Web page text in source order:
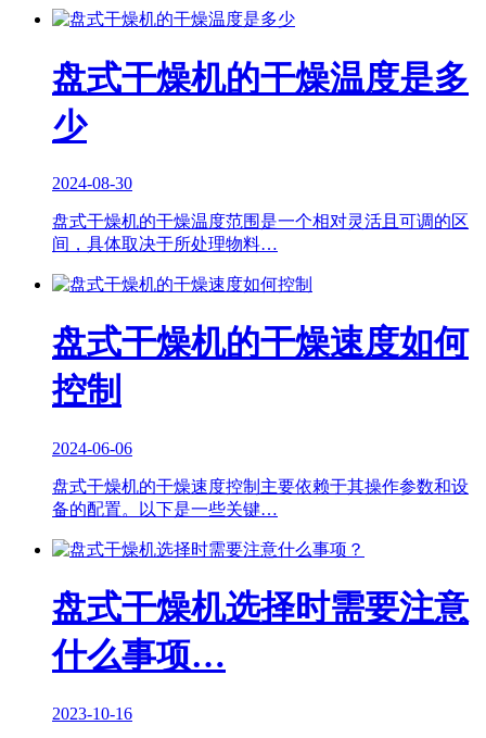
盘式干燥机的干燥温度是多
少
2024-08-30
盘式干燥机的干燥温度范围是一个相对灵活且可调的区
间，具体取决于所处理物料…
盘式干燥机的干燥速度如何
控制
2024-06-06
盘式干燥机的干燥速度控制主要依赖于其操作参数和设
备的配置。以下是一些关键…
盘式干燥机选择时需要注意
什么事项…
2023-10-16